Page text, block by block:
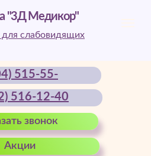
для слабовидящих
515-55-
516-12-40
"3Д Медикор"
звонок
Акции